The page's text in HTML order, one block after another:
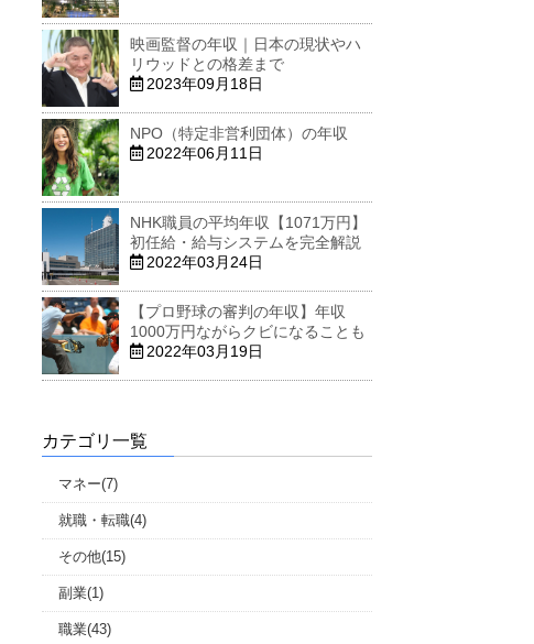
映画監督の年収｜日本の現状やハ
リウッドとの格差まで
2023年09月18日
NPO（特定非営利団体）の年収
2022年06月11日
NHK職員の平均年収【1071万円】
初任給・給与システムを完全解説
2022年03月24日
【プロ野球の審判の年収】年収
1000万円ながらクビになることも
2022年03月19日
カテゴリ一覧
マネー(7)
就職・転職(4)
その他(15)
副業(1)
職業(43)